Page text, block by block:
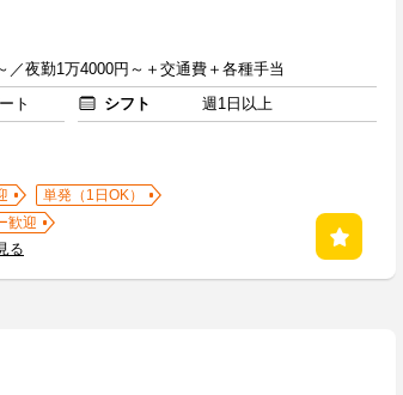
／夜勤1万4000円～＋交通費＋各種手当
ト シフト
週1日以上
単発（1日OK）
歓迎
る